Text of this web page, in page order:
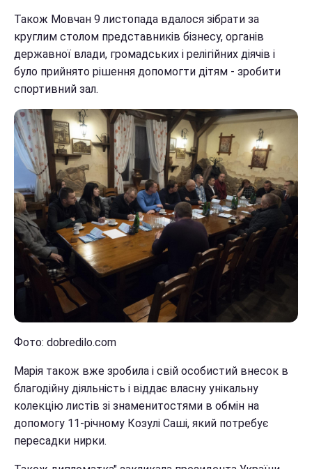
Також Мовчан 9 листопада вдалося зібрати за
круглим столом представників бізнесу, органів
державної влади, громадських і релігійних діячів і
було прийнято рішення допомогти дітям - зробити
спортивний зал.
Фото: dobredilo.com
Марія також вже зробила і свій особистий внесок в
благодійну діяльність і віддає власну унікальну
колекцію листів зі знаменитостями в обмін на
допомогу 11-річному Козулі Саші, який потребує
пересадки нирки.